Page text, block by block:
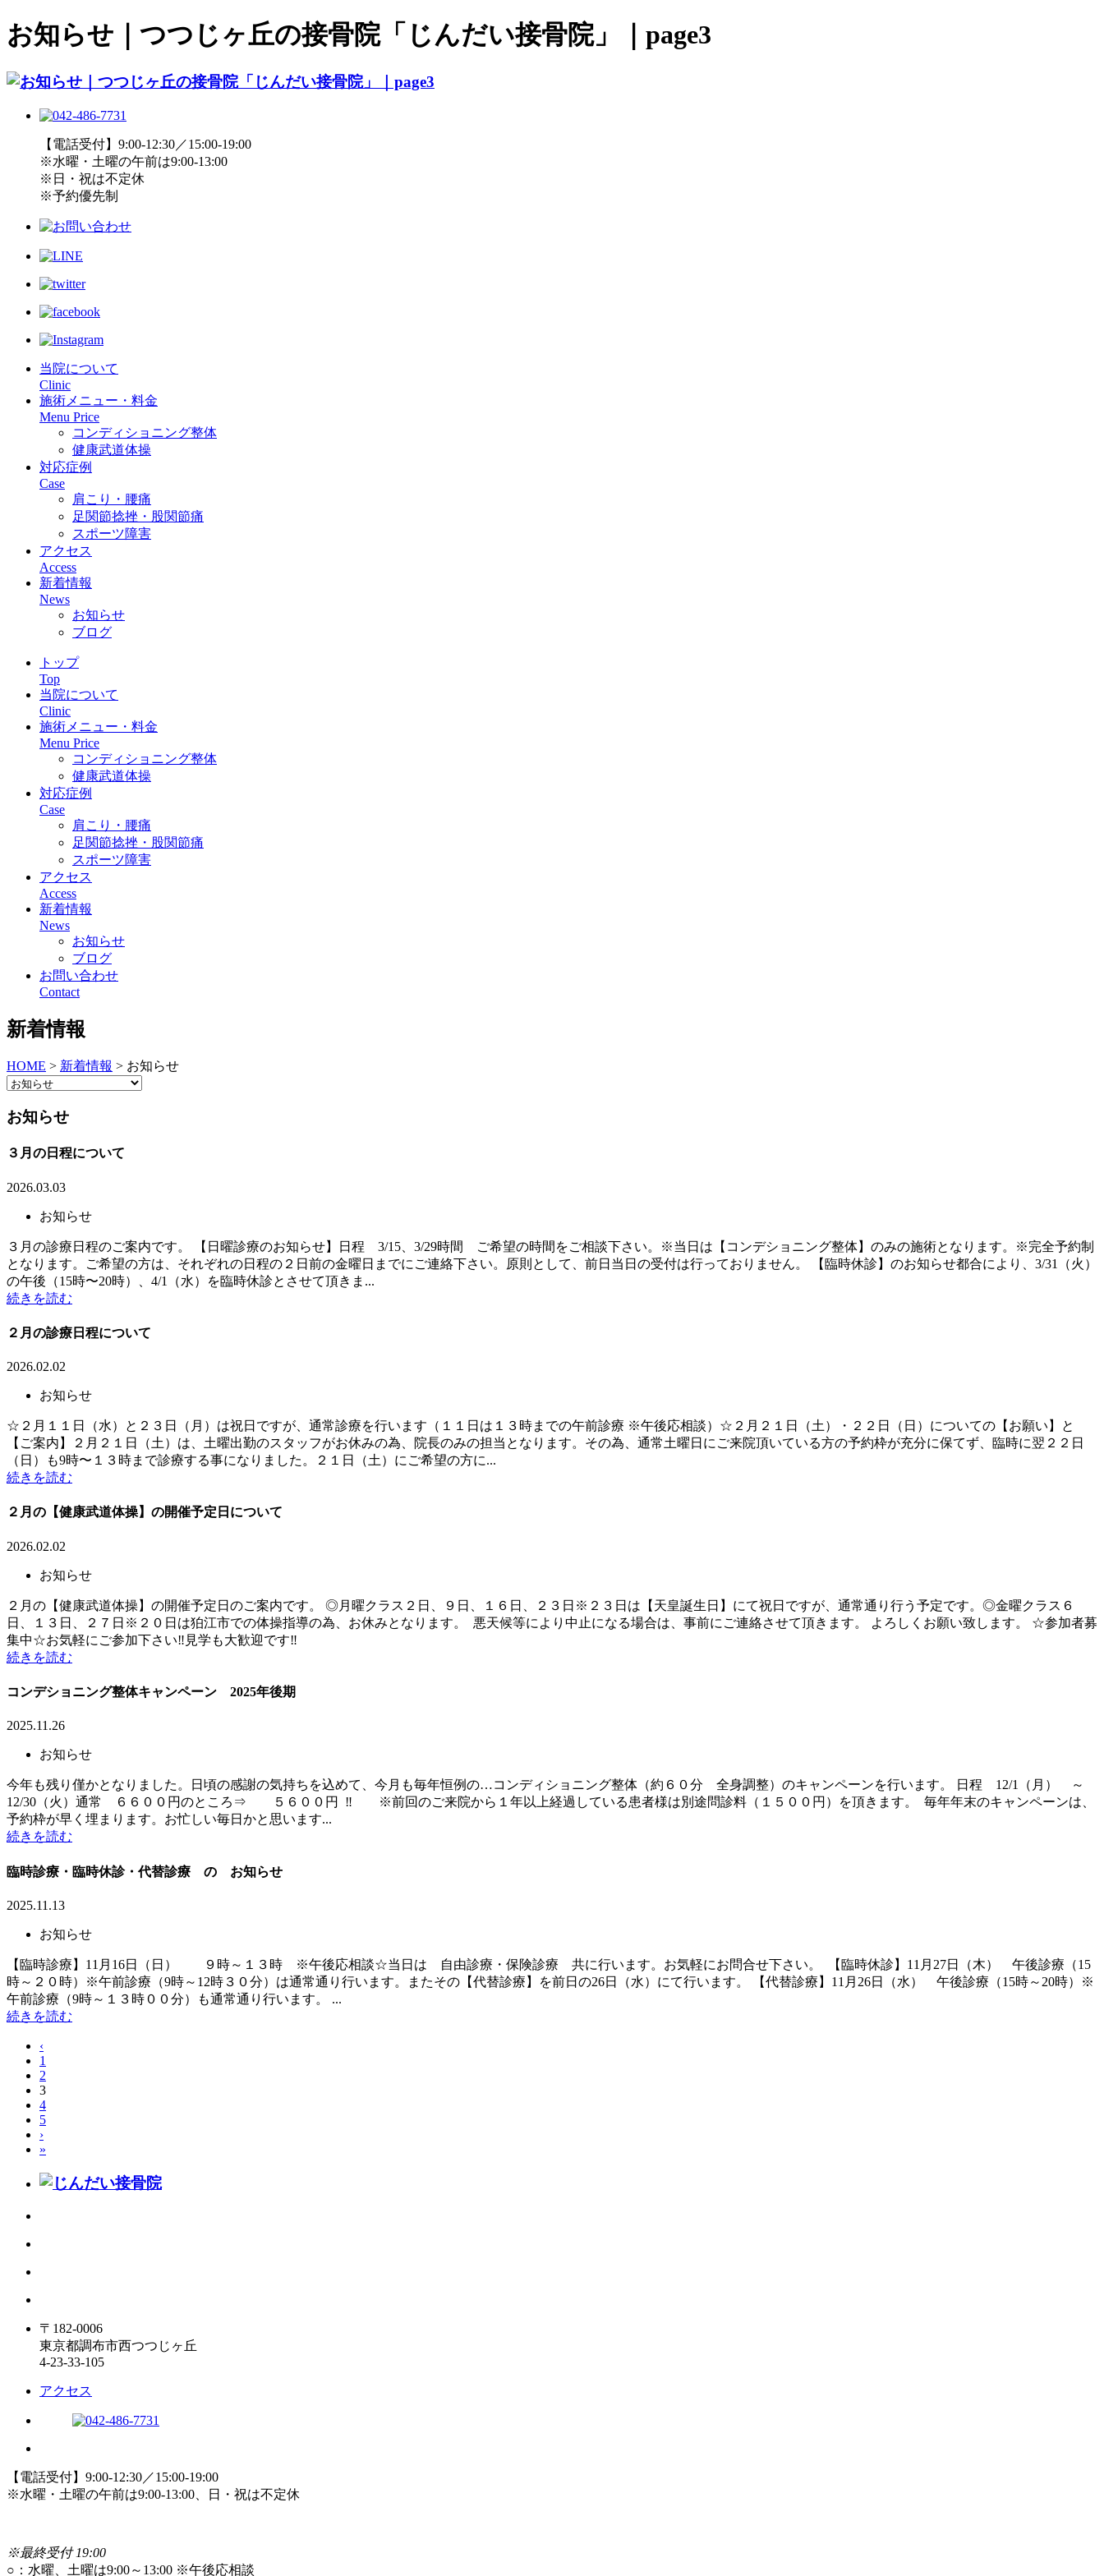
お知らせ｜つつじヶ丘の接骨院「じんだい接骨院」｜page3
【電話受付】9:00-12:30／15:00-19:00
※水曜・土曜の午前は9:00-13:00
※日・祝は不定休
※予約優先制
当院について
Clinic
施術メニュー・料金
Menu Price
コンディショニング整体
健康武道体操
対応症例
Case
肩こり・腰痛
足関節捻挫・股関節痛
スポーツ障害
アクセス
Access
新着情報
News
お知らせ
ブログ
トップ
Top
当院について
Clinic
施術メニュー・料金
Menu Price
コンディショニング整体
健康武道体操
対応症例
Case
肩こり・腰痛
足関節捻挫・股関節痛
スポーツ障害
アクセス
Access
新着情報
News
お知らせ
ブログ
お問い合わせ
Contact
新着情報
HOME > 新着情報 > お知らせ
お知らせ
３月の日程について
2026.03.03
お知らせ
３月の診療日程のご案内です。 【日曜診療のお知らせ】日程 3/15、3/29時間 ご希望の時間をご相談下さい。※当日は【コンデショニング整体】のみの施術となります。※完全予約制
となります。ご希望の方は、それぞれの日程の２日前の金曜日までにご連絡下さい。原則として、前日当日の受付は行っておりません。 【臨時休診】のお知らせ都合により、3/31（火）
の午後（15時〜20時）、4/1（水）を臨時休診とさせて頂きま...
続きを読む
２月の診療日程について
2026.02.02
お知らせ
☆２月１１日（水）と２３日（月）は祝日ですが、通常診療を行います（１１日は１３時までの午前診療 ※午後応相談）☆２月２１日（土）・２２日（日）についての【お願い】と
【ご案内】２月２１日（土）は、土曜出勤のスタッフがお休みの為、院長のみの担当となります。その為、通常土曜日にご来院頂いている方の予約枠が充分に保てず、臨時に翌２２日
（日）も9時〜１３時まで診療する事になりました。２１日（土）にご希望の方に...
続きを読む
２月の【健康武道体操】の開催予定日について
2026.02.02
お知らせ
２月の【健康武道体操】の開催予定日のご案内です。 ◎月曜クラス２日、９日、１６日、２３日※２３日は【天皇誕生日】にて祝日ですが、通常通り行う予定です。◎金曜クラス６
日、１３日、２７日※２０日は狛江市での体操指導の為、お休みとなります。 悪天候等により中止になる場合は、事前にご連絡させて頂きます。 よろしくお願い致します。 ☆参加者募
集中☆お気軽にご参加下さい‼見学も大歓迎です‼
続きを読む
コンデショニング整体キャンペーン 2025年後期
2025.11.26
お知らせ
今年も残り僅かとなりました。日頃の感謝の気持ちを込めて、今月も毎年恒例の…コンディショニング整体（約６０分 全身調整）のキャンペーンを行います。 日程 12/1（月） ～
12/30（火）通常 ６６００円のところ⇒ ５６００円 ‼ ※前回のご来院から１年以上経過している患者様は別途問診料（１５００円）を頂きます。 毎年年末のキャンペーンは、
予約枠が早く埋まります。お忙しい毎日かと思います...
続きを読む
臨時診療・臨時休診・代替診療 の お知らせ
2025.11.13
お知らせ
【臨時診療】11月16日（日） ９時～１３時 ※午後応相談☆当日は 自由診療・保険診療 共に行います。お気軽にお問合せ下さい。 【臨時休診】11月27日（木） 午後診療（15
時～２０時）※午前診療（9時～12時３０分）は通常通り行います。またその【代替診療】を前日の26日（水）にて行います。 【代替診療】11月26日（水） 午後診療（15時～20時）※
午前診療（9時～１３時００分）も通常通り行います。 ...
続きを読む
‹
1
2
3
4
5
›
»
〒182-0006
東京都調布市西つつじヶ丘
4-23-33-105
アクセス
【電話受付】9:00-12:30／15:00-19:00
※水曜・土曜の午前は9:00-13:00、日・祝は不定休
※最終受付 19:00
○ ：水曜、土曜は9:00～13:00 ※午後応相談